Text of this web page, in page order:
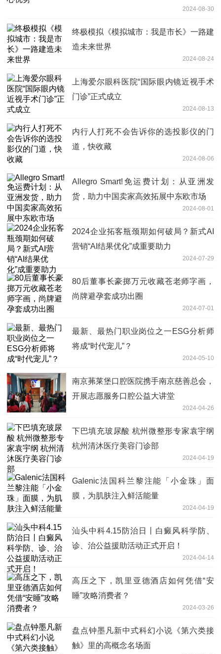
2024-08-30
终极模拟《模拟城市：我是市长》一路建
造未来世界
2024-08-24
上海爱尔眼科医院“国际眼内镜近视手术
门诊”正式成立
2024-08-13
内行人打死不会告诉你的选投影仪的门
道，快收藏
2024-08-06
Allegro Smart!免运费计划：从亚洲发
货，助力中国卖家高效拓展中东欧市场
2024-08-01
2024企业拓客瓶颈期如何破局？新式AI
营销“AI结果优化”成重要助力
2024-07-29
80后董事长豪掷万元收藏苍老师字画，
尚牌避孕套成功出圈
2024-07-01
最新、最热门职业岗位之一ESG分析师
将成“时代宠儿”？
2024-05-10
南京茀莱堡口腔医院携手南京慈善总会，
开展志愿服务口腔公益大讲堂
2024-04-26
下巴填充玻尿酸 杭州微整形专家袁宇纲
杭州清沐医疗美容门诊部
2024-04-19
Galenic法国科兰黎注能「小金珠」面
膜，为肌肤注入鲜活能量
2024-04-19
汕头中科4.15防治日丨白癜风科学防、
诊、治公益援助活动正式开启！
2024-04-14
高压之下，凯里亚德酒店如何凭借“安
睡”攻略消费者？
2024-03-26
盘点钟墨凡新中式科幻小说《第六类接
触》里的高概念名场面